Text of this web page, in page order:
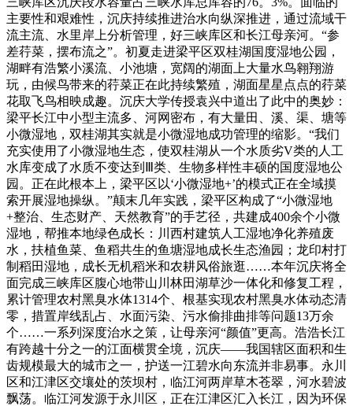
主要性和艰难性，沉庆持续推进治水向纵深推进，通过流域干
流主流、水里岸上分析管理，好三峡库区和长江母亲河。“参
差荇菜，摆布流之”。初夏走进梁平区双桂湖国度湿地公园，
湖畔有浩繁小溪流、小池塘，宽阔的湖面上大量水鸟翱翔游
玩，由候鸟带来的荇菜正在此持续繁殖，湖面星星点点的荇菜
花取飞鸟相映成趣。沉庆大学传授袁兴中道出了此中的奥妙：
梁平长江中小型主流多、河网密布，有大量田、溪、渠、塘等
小微湿地，双桂湖其实就是小微湿地成功管理的缩影。“我们
充实使用了小微湿地生态，使双桂湖从一个水质劣V类的人工
水库变成了水质不变达到Ⅲ类、生物多样性丰硕的国度湿地公
园。正在此根本上，梁平区以‘小微湿地+’的模式正在全域摸
索开展湿地操纵。”颠末几年实践，梁平区构成了“小微湿地
+整治、生态财产、天然教育”的手艺径，共建成400余个小微
湿地，帮推本地绿色成长：川西村建筑人工湿地净化养殖废
水，扶植鱼菜、鱼稻共生的鱼塘湿地成长生态渔园；龙印村打
制稻田湿地，成长无机稻米和农耕风俗旅逛……本年沉庆将全
面完成三峡库区腹心地带山川林田湖草沙一体化和修复工程，
累计管理农村黑臭水体1314个、根基实现农村黑臭水体动态清
零，措置岸线乱占、水面污染、污水偷排曲排等问题13万余
个……一系列深度治水之策，让母亲河“颜值”更高。浩浩长江
有跨越十分之一的江面横贯全境，沉庆——我国辖区面积和生
齿规模最大的城市之一，护送一江碧水向东流并非易事。永川
区和江津区交壤处的茨坝村，临江河两岸草木苍翠，河水碧波
飘荡。临江河发源于永川区，正在江津区汇入长江，因为环保